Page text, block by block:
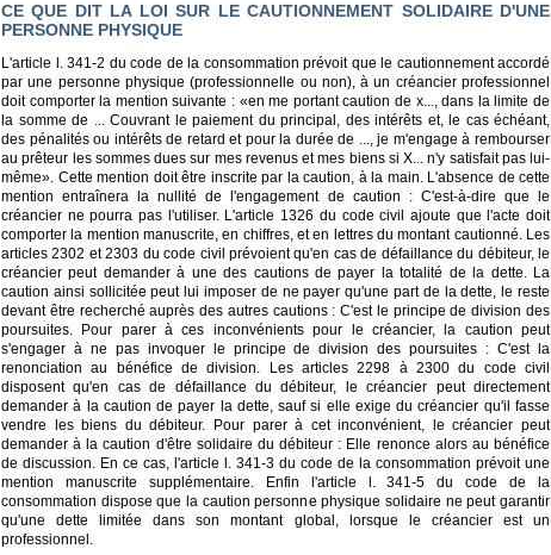
CE QUE DIT LA LOI SUR LE CAUTIONNEMENT SOLIDAIRE D'UNE
PERSONNE PHYSIQUE
L'article l. 341-2 du code de la consommation prévoit que le cautionnement accordé
par une personne physique (professionnelle ou non), à un créancier professionnel
doit comporter la mention suivante : «en me portant caution de x..., dans la limite de
la somme de ... Couvrant le paiement du principal, des intérêts et, le cas échéant,
des pénalités ou intérêts de retard et pour la durée de ..., je m'engage à rembourser
au prêteur les sommes dues sur mes revenus et mes biens si X... n'y satisfait pas lui-
même». Cette mention doit être inscrite par la caution, à la main. L'absence de cette
mention entraînera la nullité de l'engagement de caution : C'est-à-dire que le
créancier ne pourra pas l'utiliser. L'article 1326 du code civil ajoute que l'acte doit
comporter la mention manuscrite, en chiffres, et en lettres du montant cautionné. Les
articles 2302 et 2303 du code civil prévoient qu'en cas de défaillance du débiteur, le
créancier peut demander à une des cautions de payer la totalité de la dette. La
caution ainsi sollicitée peut lui imposer de ne payer qu'une part de la dette, le reste
devant être recherché auprès des autres cautions : C'est le principe de division des
poursuites. Pour parer à ces inconvénients pour le créancier, la caution peut
s'engager à ne pas invoquer le principe de division des poursuites : C'est la
renonciation au bénéfice de division. Les articles 2298 à 2300 du code civil
disposent qu'en cas de défaillance du débiteur, le créancier peut directement
demander à la caution de payer la dette, sauf si elle exige du créancier qu'il fasse
vendre les biens du débiteur. Pour parer à cet inconvénient, le créancier peut
demander à la caution d'être solidaire du débiteur : Elle renonce alors au bénéfice
de discussion. En ce cas, l'article l. 341-3 du code de la consommation prévoit une
mention manuscrite supplémentaire. Enfin l'article l. 341-5 du code de la
consommation dispose que la caution personne physique solidaire ne peut garantir
qu'une dette limitée dans son montant global, lorsque le créancier est un
professionnel.